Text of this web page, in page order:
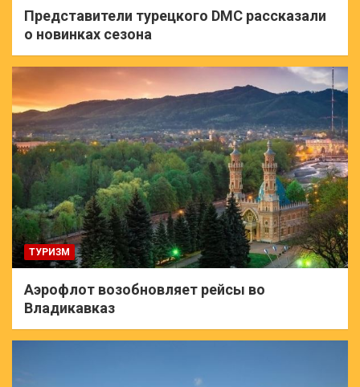
Представители турецкого DMC рассказали
о новинках сезона
ТУРИЗМ
Аэрофлот возобновляет рейсы во
Владикавказ